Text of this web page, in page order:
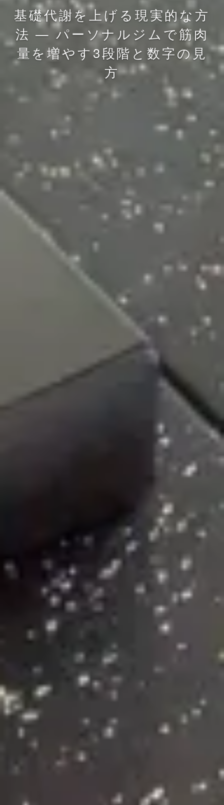
基礎代謝を上げる現実的な方
法 — パーソナルジムで筋肉
量を増やす3段階と数字の見
方